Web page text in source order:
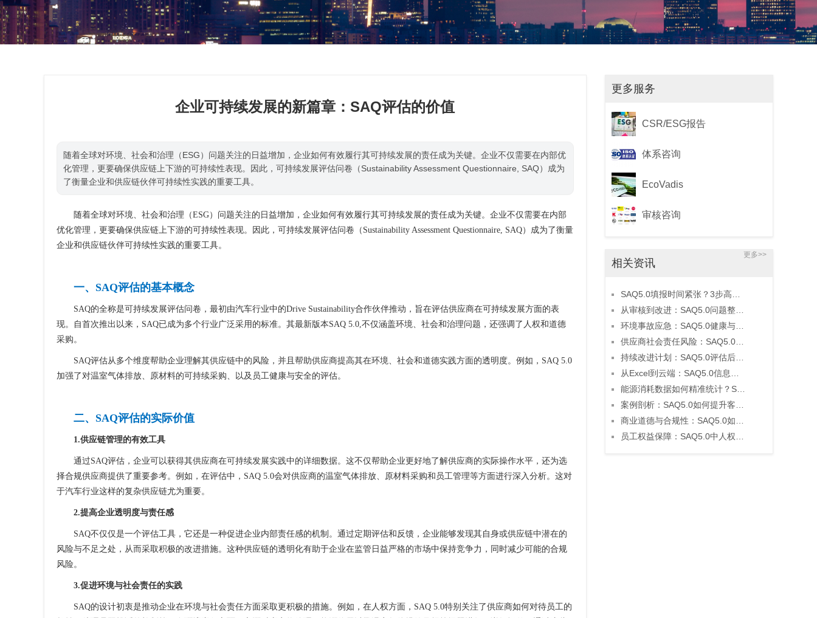
企业可持续发展的新篇章：SAQ评估的价值
随着全球对环境、社会和治理（ESG）问题关注的日益增加，企业如何有效履行其可持续发展的责任成为关键。企业不仅需要在内部优
化管理，更要确保供应链上下游的可持续性表现。因此，可持续发展评估问卷（Sustainability Assessment Questionnaire, SAQ）成为
了衡量企业和供应链伙伴可持续性实践的重要工具。
随着全球对环境、社会和治理（ESG）问题关注的日益增加，企业如何有效履行其可持续发展的责任成为关键。企业不仅需要在内部
优化管理，更要确保供应链上下游的可持续性表现。因此，可持续发展评估问卷（Sustainability Assessment Questionnaire, SAQ）成为了衡量
企业和供应链伙伴可持续性实践的重要工具。
一、SAQ评估的基本概念
SAQ的全称是可持续发展评估问卷，最初由汽车行业中的Drive Sustainability合作伙伴推动，旨在评估供应商在可持续发展方面的表
现。自首次推出以来，SAQ已成为多个行业广泛采用的标准。其最新版本SAQ 5.0,不仅涵盖环境、社会和治理问题，还强调了人权和道德
采购。
SAQ评估从多个维度帮助企业理解其供应链中的风险，并且帮助供应商提高其在环境、社会和道德实践方面的透明度。例如，SAQ 5.0
加强了对温室气体排放、原材料的可持续采购、以及员工健康与安全的评估。
二、SAQ评估的实际价值
1.供应链管理的有效工具
通过SAQ评估，企业可以获得其供应商在可持续发展实践中的详细数据。这不仅帮助企业更好地了解供应商的实际操作水平，还为选
择合规供应商提供了重要参考。例如，在评估中，SAQ 5.0会对供应商的温室气体排放、原材料采购和员工管理等方面进行深入分析。这对
于汽车行业这样的复杂供应链尤为重要。
2.提高企业透明度与责任感
SAQ不仅仅是一个评估工具，它还是一种促进企业内部责任感的机制。通过定期评估和反馈，企业能够发现其自身或供应链中潜在的
风险与不足之处，从而采取积极的改进措施。这种供应链的透明化有助于企业在监管日益严格的市场中保持竞争力，同时减少可能的合规
风险。
3.促进环境与社会责任的实践
SAQ的设计初衷是推动企业在环境与社会责任方面采取更积极的措施。例如，在人权方面，SAQ 5.0特别关注了供应商如何对待员工的
更多服务
CSR/ESG报告
体系咨询
EcoVadis
审核咨询
相关资讯
更多>>
SAQ5.0填报时间紧张？3步高效完成法
从审核到改进：SAQ5.0问题整改的闭环管理方法
环境事故应急：SAQ5.0健康与安全板块的预案设计
供应商社会责任风险：SAQ5.0的预警与应对机制
持续改进计划：SAQ5.0评估后的长期优化策略
从Excel到云端：SAQ5.0信息整合的技术升级路径
能源消耗数据如何精准统计？SAQ5.0环境板块填报指南
案例剖析：SAQ5.0如何提升客户对供应链的信任度？
商业道德与合规性：SAQ5.0如何助力企业诚信建设？
员工权益保障：SAQ5.0中人权政策的关键要点